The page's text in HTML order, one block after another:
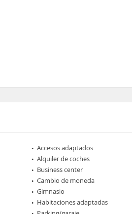
Accesos adaptados
Alquiler de coches
Business center
Cambio de moneda
Gimnasio
Habitaciones adaptadas